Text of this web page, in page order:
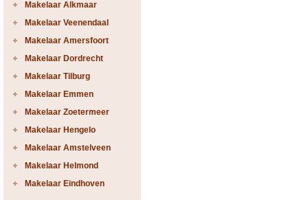
Makelaar Alkmaar
Makelaar Veenendaal
Makelaar Amersfoort
Makelaar Dordrecht
Makelaar Tilburg
Makelaar Emmen
Makelaar Zoetermeer
Makelaar Hengelo
Makelaar Amstelveen
Makelaar Helmond
Makelaar Eindhoven